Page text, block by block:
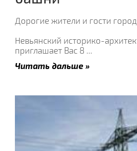
Дорогие жители и гости
Невьянский историко-
приглашает Вас 8 ...
Читать дальше »